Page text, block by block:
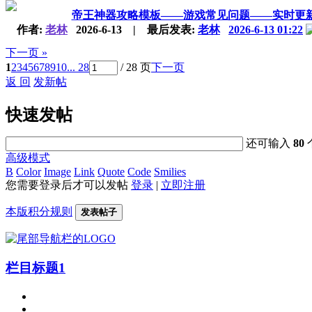
帝王神器攻略模板——游戏常见问题——实时更
作者: 老林2026-6-13 | 最后发表: 老林 2026-6-13 01:22
下一页 »
12345678910... 28 / 28 页下一页
返 回 发新帖
快速发帖
还可输入80
高级模式
B Color Image Link Quote Code Smilies
您需要登录后才可以发帖 登录 | 立即注册
本版积分规则 发表帖子
栏目标题1